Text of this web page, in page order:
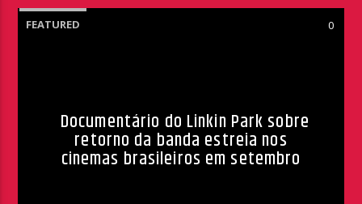
FEATURED 0
Documentário do Linkin Park sobre
retorno da banda estreia nos
cinemas brasileiros em setembro